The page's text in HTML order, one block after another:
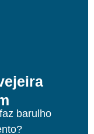
barulho